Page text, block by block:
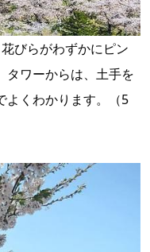
びらがわずかにピン
タワーからは、土手を
よくわかります。（5